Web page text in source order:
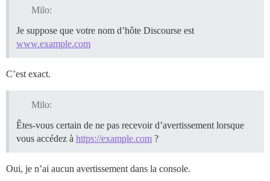
Milo:
Je suppose que votre nom d’hôte Discourse est
www.example.com
C’est exact.
Milo:
Êtes-vous certain de ne pas recevoir d’avertissement lorsque
vous accédez à https://example.com ?
Oui, je n’ai aucun avertissement dans la console.